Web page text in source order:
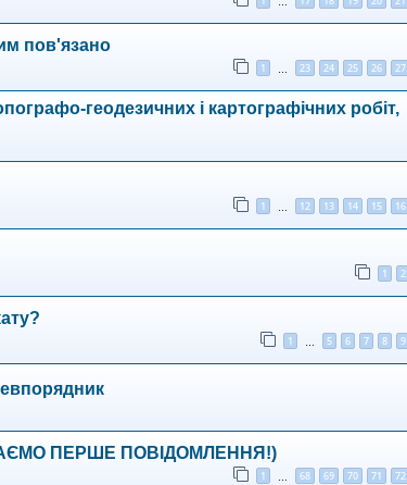
пов'язано
1 23 24 25 26 27
геодезичних і картографічних робіт,
1 12 13 14 15 16
1 2
1 5 6 7 8 9
ПЕРШЕ ПОВІДОМЛЕННЯ!)
1 68 69 70 71 72